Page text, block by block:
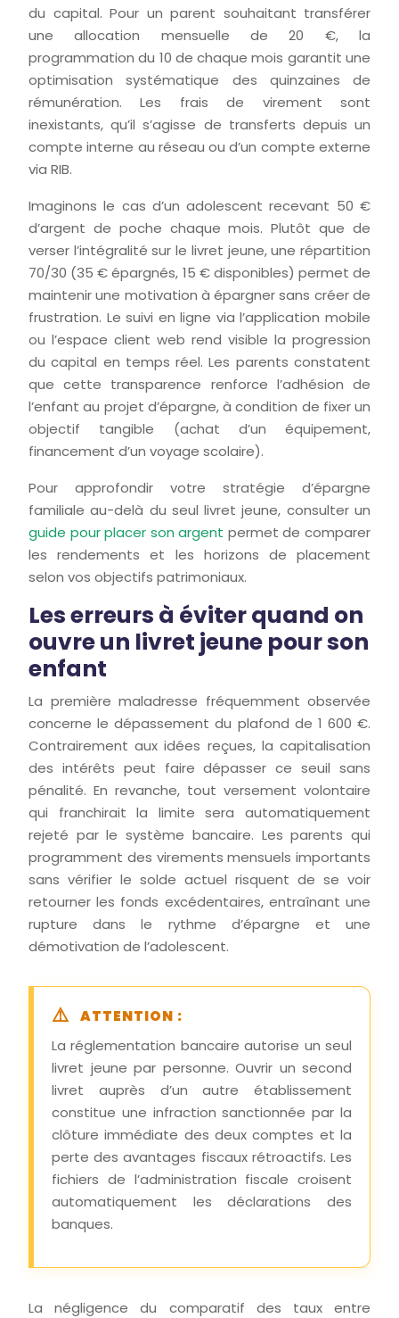
du capital. Pour un parent souhaitant transférer
une allocation mensuelle de20 €, la
programmation du 10 de chaque mois garantit une
optimisation systématique des quinzaines de
rémunération. Les frais de virement sont
inexistants, qu’il s’agisse de transferts depuis un
compte interne au réseau ou d’un compte externe
via RIB.
Imaginons le cas d’un adolescent recevant 50 €
d’argent de poche chaque mois. Plutôt que de
verser l’intégralité sur le livret jeune, une répartition
70/30 (35 € épargnés, 15 € disponibles) permet de
maintenir une motivation à épargner sans créer de
frustration. Le suivi en ligne via l’application mobile
ou l’espace client web rend visible la progression
du capital en temps réel. Les parents constatent
que cette transparence renforce l’adhésion de
l’enfant au projet d’épargne, à condition de fixer un
objectif tangible (achat d’un équipement,
financement d’un voyage scolaire).
Pour approfondir votre stratégie d’épargne
familiale au-delà du seul livret jeune, consulter un
guide pour placer son argent permet de comparer
les rendements et les horizons de placement
selon vos objectifs patrimoniaux.
Les erreurs à éviter quand on
ouvre un livret jeune pour son
enfant
La première maladresse fréquemment observée
concerne le dépassement du plafond de 1 600 €.
Contrairement aux idées reçues, la capitalisation
des intérêts peut faire dépasser ce seuil sans
pénalité. En revanche, tout versement volontaire
qui franchirait la limite sera automatiquement
rejeté par le système bancaire. Les parents qui
programment des virements mensuels importants
sans vérifier le solde actuel risquent de se voir
retourner les fonds excédentaires, entraînant une
rupture dans le rythme d’épargne et une
démotivation de l’adolescent.
ATTENTION :
La réglementation bancaire autorise un seul
livret jeune par personne. Ouvrir un second
livret auprès d’un autre établissement
constitue une infraction sanctionnée par la
clôture immédiate des deux comptes et la
perte des avantages fiscaux rétroactifs. Les
fichiers de l’administration fiscale croisent
automatiquement les déclarations des
banques.
La négligence du comparatif des taux entre